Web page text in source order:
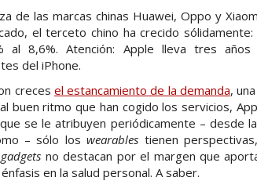
las marcas chinas Huawei, Oppo y
el terceto chino ha crecido sólidamente:
8,6%. Atención: Apple lleva tres años
del iPhone.
creces el estancamiento de la demanda,
buen ritmo que han cogido los servicios,
se le atribuyen periódicamente – desde
– sólo loswearables tienen
gadgets no destacan por el margen que
en la salud personal. A saber.